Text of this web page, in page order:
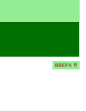
ВВЕРХ ⇈